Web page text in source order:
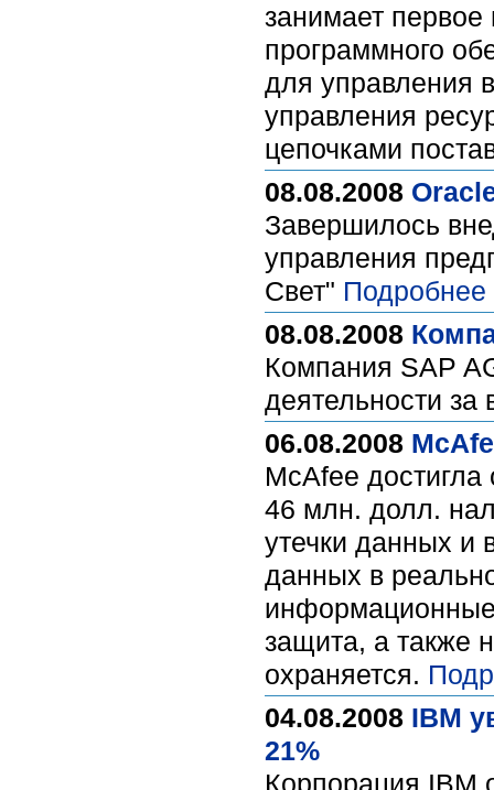
занимает
программного
для управления
управления
цепочками
08.08.2008
Завершилось
управления
Свет" Подробнее
08.08.2008
Компания SAP
деятельности за
06.08.2008
McAfee
46 млн. долл.
утечки данных и
данных в
информационные
защита, а также
охраняется.
04.08.2008 IBM
21%
Корпорация IBM